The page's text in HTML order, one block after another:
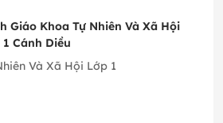
Giáo Khoa Tự Nhiên Và Xã Hội
1 Cánh Diều
Và Xã Hội Lớp 1